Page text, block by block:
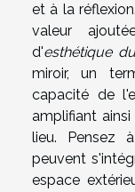
et à la
valeur
d'esthétique
miroir, un
capacité de
amplifiant
lieu. Pensez
peuvent
espace